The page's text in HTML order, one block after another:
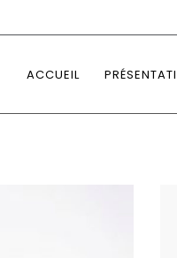
ACCUEIL